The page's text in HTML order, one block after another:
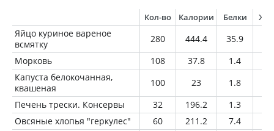
Кол-во Калории Белки
Яйцо куриное вареное
всмятку
280 444.4 35.9
Морковь
108 37.8 1.4
Капуста белокочанная,
квашеная
100 23 1.8
Печень трески. Консервы
32 196.2 1.3
Овсяные хлопья "геркулес"
60 211.2 7.4